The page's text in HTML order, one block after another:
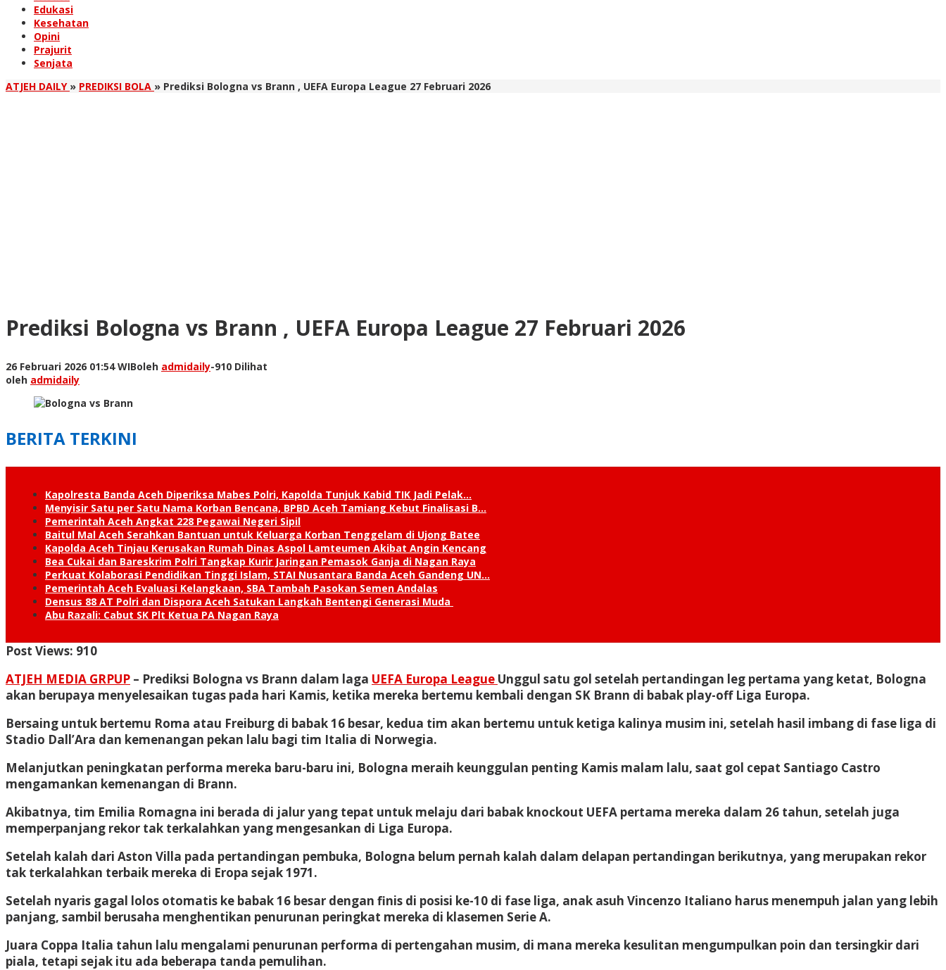
Edukasi
Kesehatan
Opini
Prajurit
Senjata
ATJEH DAILY » PREDIKSI BOLA » Prediksi Bologna vs Brann , UEFA Europa League 27 Februari 2026
Prediksi Bologna vs Brann , UEFA Europa League 27 Februari 2026
26 Februari 2026 01:54 WIBoleh admidaily-910 Dilihat
oleh admidaily
BERITA TERKINI
Kapolresta Banda Aceh Diperiksa Mabes Polri, Kapolda Tunjuk Kabid TIK Jadi Pelak…
Menyisir Satu per Satu Nama Korban Bencana, BPBD Aceh Tamiang Kebut Finalisasi B…
Pemerintah Aceh Angkat 228 Pegawai Negeri Sipil
Baitul Mal Aceh Serahkan Bantuan untuk Keluarga Korban Tenggelam di Ujong Batee
Kapolda Aceh Tinjau Kerusakan Rumah Dinas Aspol Lamteumen Akibat Angin Kencang
Bea Cukai dan Bareskrim Polri Tangkap Kurir Jaringan Pemasok Ganja di Nagan Raya
Perkuat Kolaborasi Pendidikan Tinggi Islam, STAI Nusantara Banda Aceh Gandeng UN…
Pemerintah Aceh Evaluasi Kelangkaan, SBA Tambah Pasokan Semen Andalas
Densus 88 AT Polri dan Dispora Aceh Satukan Langkah Bentengi Generasi Muda
Abu Razali: Cabut SK Plt Ketua PA Nagan Raya
Post Views: 910
ATJEH MEDIA GRPUP – Prediksi Bologna vs Brann dalam laga UEFA Europa League Unggul satu gol setelah pertandingan leg pertama yang ketat, Bologna
akan berupaya menyelesaikan tugas pada hari Kamis, ketika mereka bertemu kembali dengan SK Brann di babak play-off Liga Europa.
Bersaing untuk bertemu Roma atau Freiburg di babak 16 besar, kedua tim akan bertemu untuk ketiga kalinya musim ini, setelah hasil imbang di fase liga di
Stadio Dall’Ara dan kemenangan pekan lalu bagi tim Italia di Norwegia.
Melanjutkan peningkatan performa mereka baru-baru ini, Bologna meraih keunggulan penting Kamis malam lalu, saat gol cepat Santiago Castro
mengamankan kemenangan di Brann.
Akibatnya, tim Emilia Romagna ini berada di jalur yang tepat untuk melaju dari babak knockout UEFA pertama mereka dalam 26 tahun, setelah juga
memperpanjang rekor tak terkalahkan yang mengesankan di Liga Europa.
Setelah kalah dari Aston Villa pada pertandingan pembuka, Bologna belum pernah kalah dalam delapan pertandingan berikutnya, yang merupakan rekor
tak terkalahkan terbaik mereka di Eropa sejak 1971.
Setelah nyaris gagal lolos otomatis ke babak 16 besar dengan finis di posisi ke-10 di fase liga, anak asuh Vincenzo Italiano harus menempuh jalan yang lebih
panjang, sambil berusaha menghentikan penurunan peringkat mereka di klasemen Serie A.
Juara Coppa Italia tahun lalu mengalami penurunan performa di pertengahan musim, di mana mereka kesulitan mengumpulkan poin dan tersingkir dari
piala, tetapi sejak itu ada beberapa tanda pemulihan.